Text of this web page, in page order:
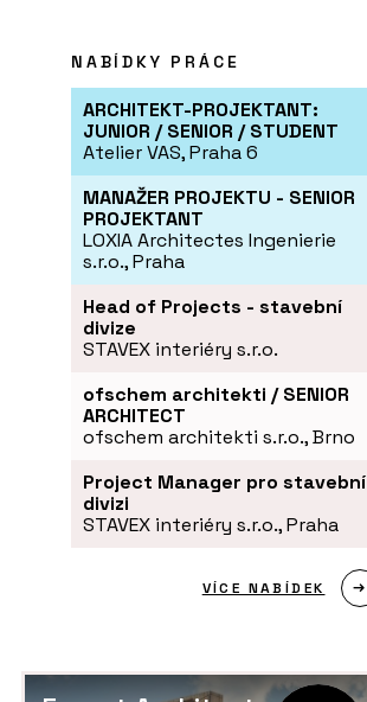
NABÍDKY PRÁCE
ARCHITEKT-PROJEKTANT:
JUNIOR / SENIOR / STUDENT
Atelier VAS, Praha 6
MANAŽER PROJEKTU - SENIOR
PROJEKTANT
LOXIA Architectes Ingenierie
s.r.o., Praha
Head of Projects - stavební
divize
STAVEX interiéry s.r.o.
ofschem architekti / SENIOR
ARCHITECT
ofschem architekti s.r.o., Brno
Project Manager pro stavební
divizi
STAVEX interiéry s.r.o., Praha
VÍCE NABÍDEK